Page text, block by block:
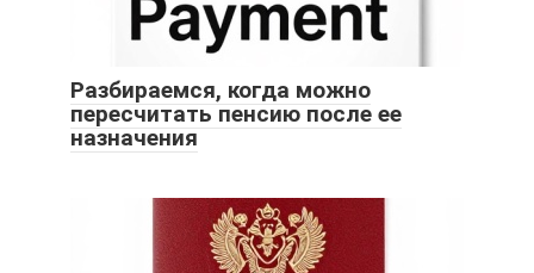
Разбираемся, когда можно
пересчитать пенсию после ее
назначения